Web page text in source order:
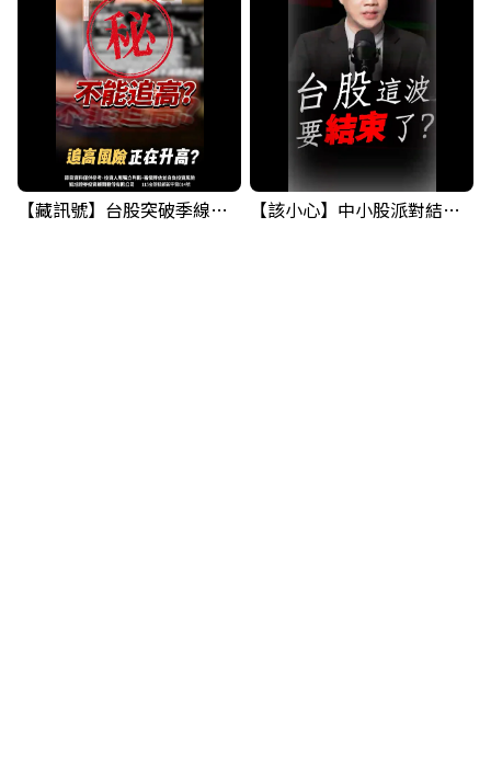
【藏訊號】台股突破季線，週一我提醒了這個關鍵訊號 【該小心】中小股派對結束 ? 關鍵訊號都指向...